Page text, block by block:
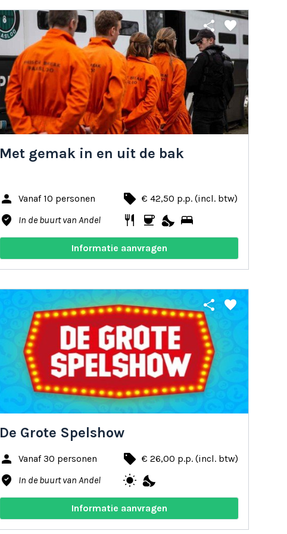
share favorite
Met gemak in en uit de bak
person Vanaf 10 personen local_offer € 42,50 p.p. (incl. btw)
where_to_vote In de buurt van Andel restaurant coffee nights_stay bed
Informatie aanvragen
share favorite
De Grote Spelshow
person
Vanaf 30 personen local_offer € 26,00 p.p. (incl. btw)
where_to_vote In de buurt van Andel wb_sunny nights_stay
Informatie aanvragen